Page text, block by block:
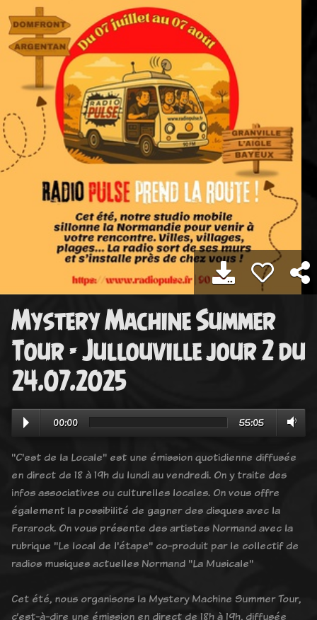
Mystery Machine Summer
Tour - Jullouville jour 2 du
24.07.2025
00:00 55:05
"C'est de la Locale" est une émission quotidienne diffusée
en direct de 18 à 19h du lundi au vendredi. On y traite des
infos associatives ou culturelles locales. On vous offre
également la possibilité de gagner des disques avec la
Ferarock. On vous présente des artistes Normand avec la
rubrique "Le local de l'étape" co-produit par le collectif de
radios musiques actuelles Normand "La Musicale"
Cet été, nous organisons la Mystery Machine Summer Tour,
c’est-à-dire une émission en direct de 18h à 19h, diffusée